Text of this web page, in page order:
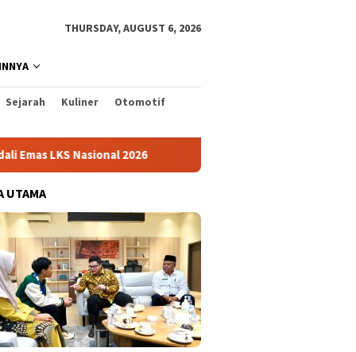
THURSDAY, AUGUST 6, 2026
Sejarah Kuliner
Otomotif
2026 Cabai Jadi Fokus Pembuatan Video AKU
UTAMA